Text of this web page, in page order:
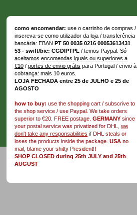
como encomendar: use o carrinho de compras /
inscreva-se como utilizador da loja / transferência
bancária: EBAN PT 50 0035 0216 00053613431
53 - swift/bic: CGDIPTPL / temos Paypal. Só
aceitamos encomendas iguais ou superiores a
€10 / portes de envio grátis para Portugal / envio à
cobrança: mais 10 euros.
LOJA FECHADA entre 25 de JULHO e 25 de
AGOSTO
how to buy: use the shopping cart / subscrive to
the shop service / use Paypal. We take orders
superior to €20. FREE postage. GERMANY since
your postal service was privatized for DHL, we
don't take any responsabilities if DHL steals or
loses the products inside the package. USA no
mail, blame your shitty President!!
SHOP CLOSED during 25th JULY and 25th
AUGUST